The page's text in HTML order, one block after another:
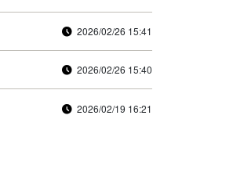
2026/02/26 15:41
2026/02/26 15:40
2026/02/19 16:21